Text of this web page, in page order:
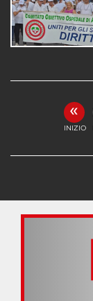
«
INIZIO